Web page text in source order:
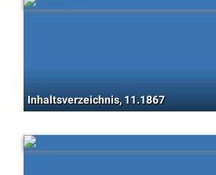
Inhaltsverzeichnis, 11.1867